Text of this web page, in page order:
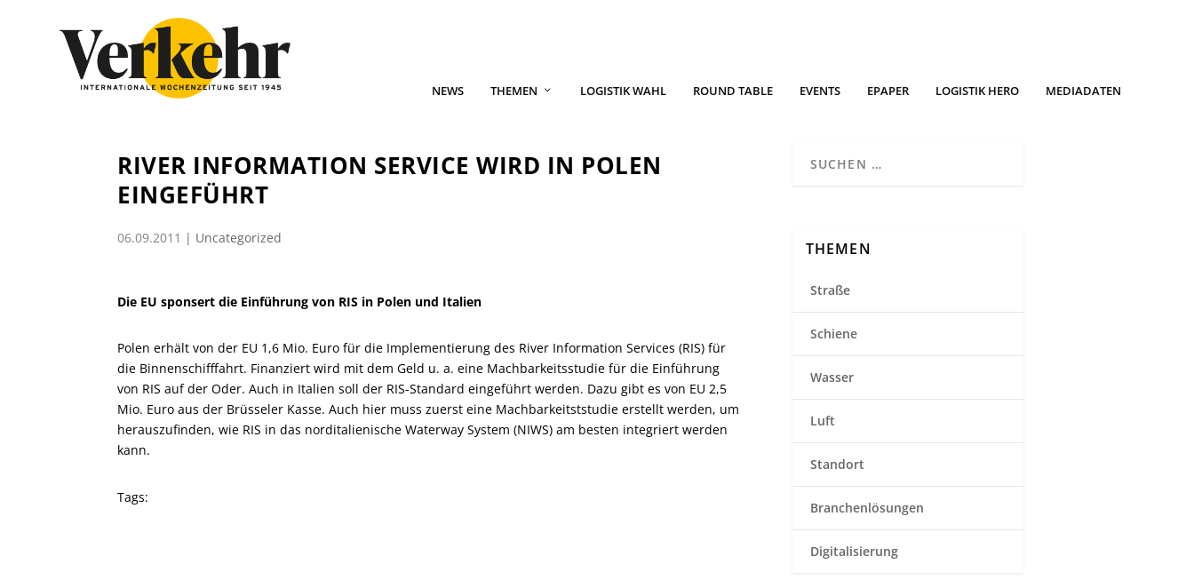
NEWS THEMEN LOGISTIK WAHL ROUND TABLE EVENTS EPAPER LOGISTIK HERO MEDIADATEN
RIVER INFORMATION SERVICE WIRD IN POLEN
EINGEFÜHRT
06.09.2011 | Uncategorized
Die EU sponsert die Einführung von RIS in Polen und Italien
Polen erhält von der EU 1,6 Mio. Euro für die Implementierung des River Information Services (RIS) für
die Binnenschifffahrt. Finanziert wird mit dem Geld u. a. eine Machbarkeitsstudie für die Einführung
von RIS auf der Oder. Auch in Italien soll der RIS-Standard eingeführt werden. Dazu gibt es von EU 2,5
Mio. Euro aus der Brüsseler Kasse. Auch hier muss zuerst eine Machbarkeitststudie erstellt werden, um
herauszufinden, wie RIS in das norditalienische Waterway System (NIWS) am besten integriert werden
kann.
Tags:
THEMEN
Straße
Schiene
Wasser
Luft
Standort
Branchenlösungen
Digitalisierung